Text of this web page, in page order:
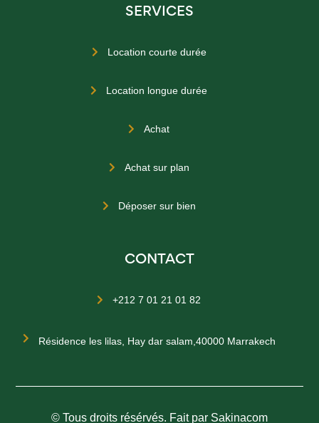
SERVICES
 Location courte durée
 Location longue durée
 Achat
 Achat sur plan
 Déposer sur bien
CONTACT
 +212 7 01 21 01 82
 Résidence les lilas, Hay dar salam,40000 Marrakech
© Tous droits résérvés. Fait par Sakinacom